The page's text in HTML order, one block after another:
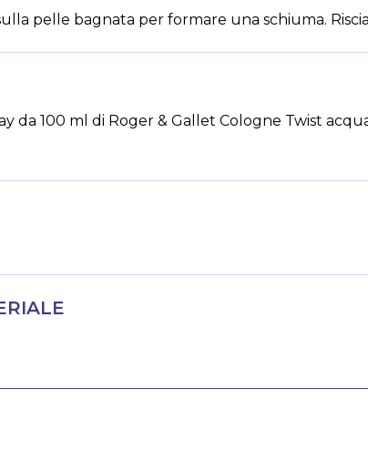
pelle bagnata per formare una schiuma.
da 100 ml di Roger & Gallet Cologne Twist